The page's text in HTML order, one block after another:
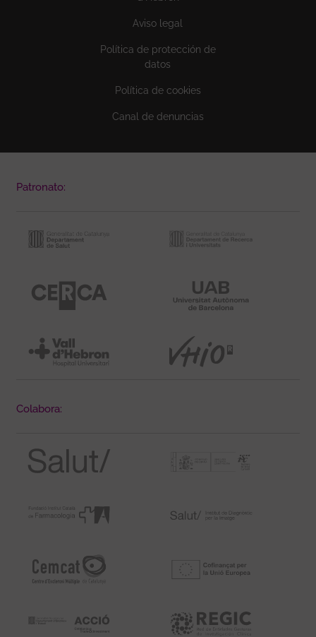
Aviso legal
Política de protección de
datos
Política de cookies
Canal de denuncias
Patronato:
Colabora: